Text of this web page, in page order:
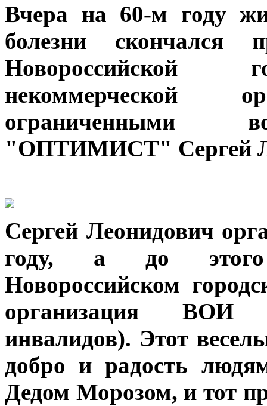
Вчера на 60-м году
болезни скончался
Новороссийской
некоммерческой
ограниченными
"ОПТИМИСТ" Сергей
Сергей Леонидович
году, а до
Новороссийском
организация ВОИ
инвалидов). Этот
добро и радость
Дедом Морозом, и тот